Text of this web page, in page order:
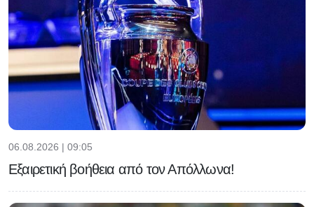
06.08.2026 | 09:05
Εξαιρετική βοήθεια από τον Απόλλωνα!